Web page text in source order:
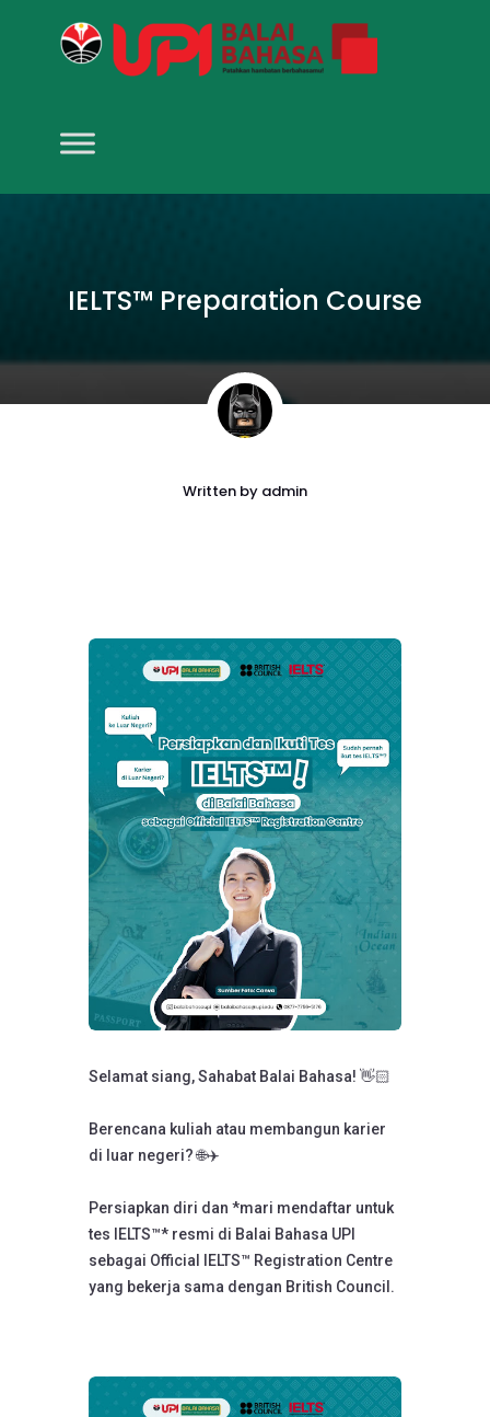
IELTS™ Preparation Course
Written by admin
Selamat siang, Sahabat Balai Bahasa! 👋🏻
Berencana kuliah atau membangun karier
di luar negeri? 🌐✈️
Persiapkan diri dan *mari mendaftar untuk
tes IELTS™* resmi di Balai Bahasa UPI
sebagai Official IELTS™ Registration Centre
yang bekerja sama dengan British Council.